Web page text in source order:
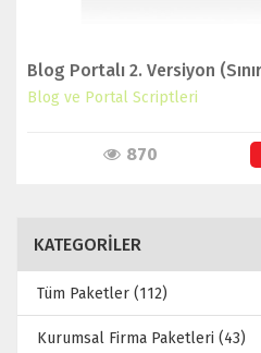
Blog ve Portal Scriptleri
870
KATEGORİLER
Tüm Paketler (112)
Kurumsal Firma Paketleri (43)